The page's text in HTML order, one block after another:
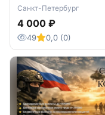
сварка аргоном
Санкт-Петербург
4 000 ₽
49 0,0 (0)